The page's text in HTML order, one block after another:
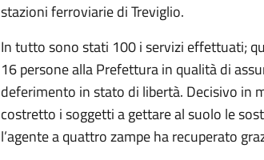
stazioni ferroviarie di Treviglio.
In tutto sono stati 100 i servizi effettuati;
16 persone alla Prefettura in qualità di
deferimento in stato di libertà. Decisivo in
costretto i soggetti a gettare al suolo le
l’agente a quattro zampe ha recuperato